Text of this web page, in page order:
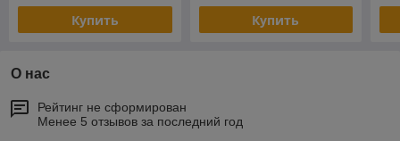
Купить Купить
О нас
Рейтинг не сформирован
Менее 5 отзывов за последний год